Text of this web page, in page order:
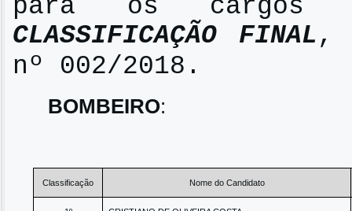
para os cargos
CLASSIFICAÇÃO FINAL ,
nº 002/2018.
BOMBEIRO:
Classificação Nome do Candidato